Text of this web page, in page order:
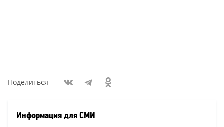
Поделиться —
новостей:
Информация для СМИ